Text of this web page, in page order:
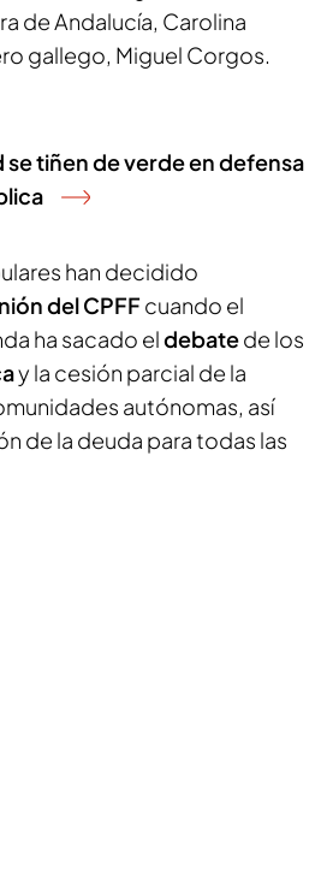
de Andalucía, Carolina
gallego, Miguel Corgos.
se tiñen de verde en defensa
han decidido
del CPFFcuando el
ha sacado eldebatede los
y la cesión parcial de la
autónomas, así
de la deuda para todas las